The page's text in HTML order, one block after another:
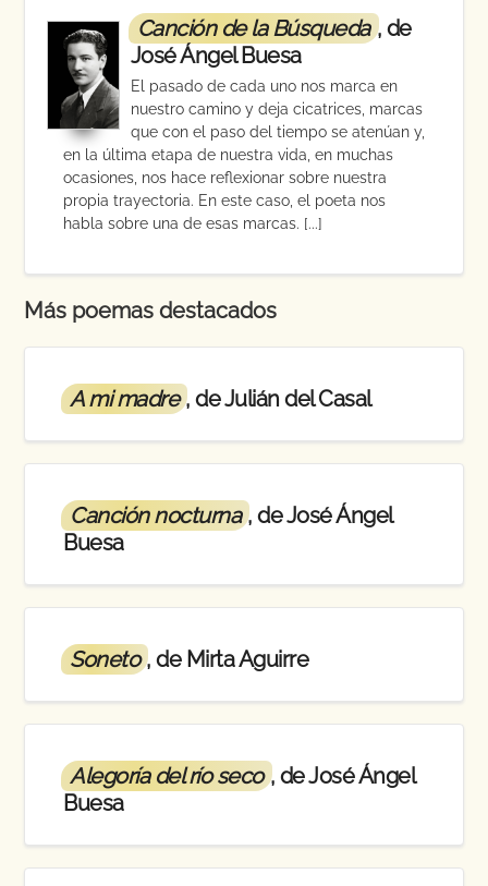
Canción de la Búsqueda , de
José Ángel Buesa
El pasado de cada uno nos marca en
nuestro camino y deja cicatrices, marcas
que con el paso del tiempo se atenúan y,
en la última etapa de nuestra vida, en muchas
ocasiones, nos hace reflexionar sobre nuestra
propia trayectoria. En este caso, el poeta nos
habla sobre una de esas marcas. [...]
Más poemas destacados
A mi madre , de Julián del Casal
Canción nocturna , de José Ángel
Buesa
Soneto , de Mirta Aguirre
Alegoría del río seco , de José Ángel
Buesa